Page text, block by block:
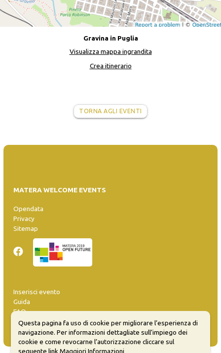
Gravina in Puglia
Visualizza mappa ingrandita
Crea itinerario
TORNA AGLI EVENTI
MATERA WELCOME EVENTS
Opendata
Privacy
Sitemap
Inserisci evento
Guida
FAQ
info@materaevents.it
Questa pagina fa uso di cookie per migliorare l’esperienza di
navigazione. Per informazioni dettagliate sull’impiego dei
cookie e come revocarne l’autorizzazione cliccare sul
seguente linkMaggiori Informazioni